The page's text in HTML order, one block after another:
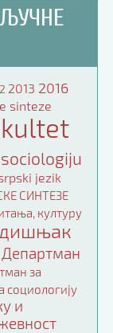
2013 2016
sinteze
jezik
СИНТЕЗЕ
културу
Департман
за
социологију
и